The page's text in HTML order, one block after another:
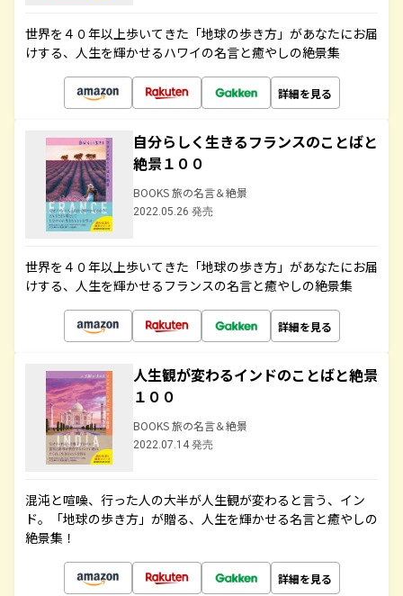
世界を４０年以上歩いてきた「地球の歩き方」があなたにお届
けする、人生を輝かせるハワイの名言と癒やしの絶景集
詳細を見る
自分らしく生きるフランスのことばと
絶景１００
BOOKS 旅の名言＆絶景
2022.05.26 発売
世界を４０年以上歩いてきた「地球の歩き方」があなたにお届
けする、人生を輝かせるフランスの名言と癒やしの絶景集
詳細を見る
人生観が変わるインドのことばと絶景
１００
BOOKS 旅の名言＆絶景
2022.07.14 発売
混沌と喧噪、行った人の大半が人生観が変わると言う、イン
ド。「地球の歩き方」が贈る、人生を輝かせる名言と癒やしの
絶景集！
詳細を見る